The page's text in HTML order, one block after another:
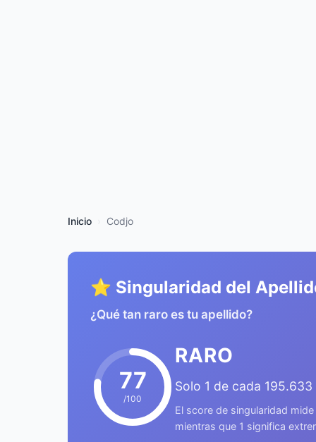
Inicio Codjo
⭐ Singularidad del
¿Qué tan raro es tu apellido?
77
/100
RARO
Solo 1 de cada
El score de singularidad
mientras que 1 significa